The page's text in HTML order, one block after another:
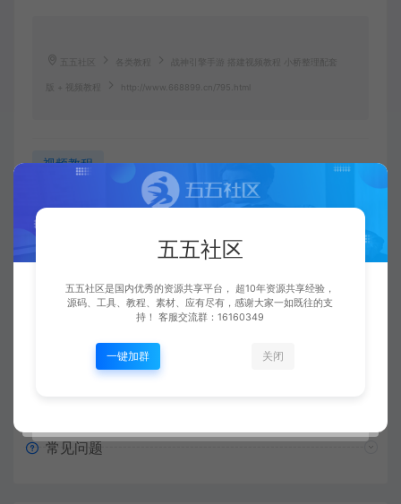
五五社区 各类教程 战神引擎手游 搭建视频教程 小桥整理配套
版 + 视频教程 http://www.668899.cn/795.html
视频教程
五五社区 生成海报
上一篇：
战神引擎手游 客户端修复安卓10手机无法运行方法 +视频教程
常见问题
五五社区
五五社区是国内优秀的资源共享平台， 超10年资源共享经验，
源码、工具、教程、素材、应有尽有，感谢大家一如既往的支
持！ 客服交流群：16160349
一键加群 关闭